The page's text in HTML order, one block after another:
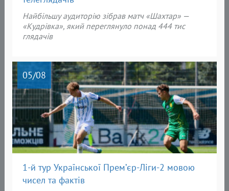
Найбільшу аудиторію зібрав матч «Шахтар» —
«Кудрівка», який переглянуло понад 444 тис
глядачів
05/08
1-й тур Української Прем’єр-Ліги-2 мовою
чисел та фактів